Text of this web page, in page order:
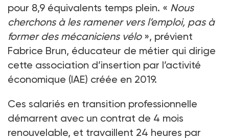
pour 8,9 équivalents temps plein. « Nous
cherchons à les ramener vers l’emploi, pas à
former des mécaniciens vélo», prévient
Fabrice Brun, éducateur de métier qui dirige
cette association d’insertion par l’activité
économique (IAE) créée en 2019.
Ces salariés en transition professionnelle
démarrent avec un contrat de 4 mois
renouvelable, et travaillent 24 heures par